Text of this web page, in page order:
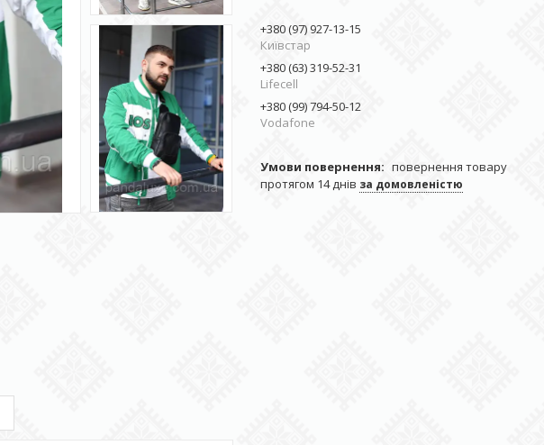
+380 (97) 927-13-15
Київстар
+380 (63) 319-52-31
Lifecell
+380 (99) 794-50-12
Vodafone
повернення товару
протягом 14 днів за домовленістю